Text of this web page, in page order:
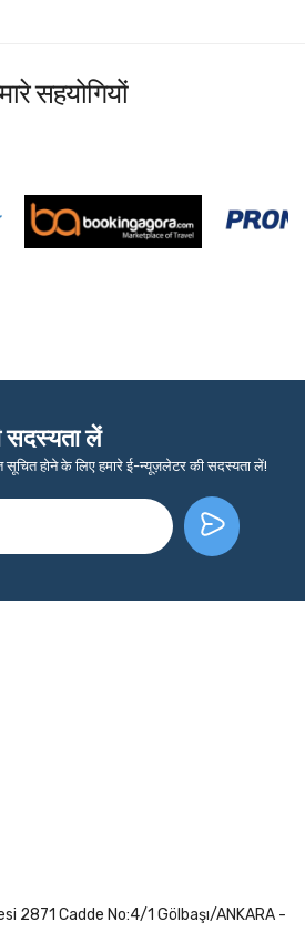
सहयोगियों
सदस्यता लें
सूचित होने के लिए हमारे ई-न्यूज़लेटर की सदस्यता लें!
2871 Cadde No:4/1 Gölbaşı/ANKARA -